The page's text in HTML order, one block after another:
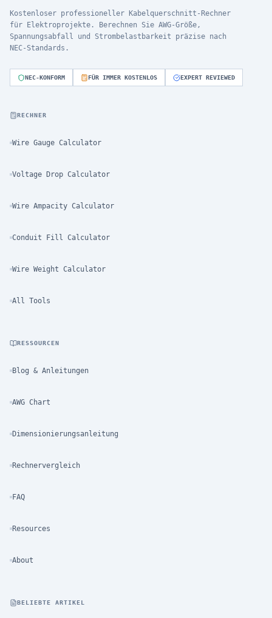
Kostenloser professioneller Kabelquerschnitt-Rechner
für Elektroprojekte. Berechnen Sie AWG-Größe,
Spannungsabfall und Strombelastbarkeit präzise nach
NEC-Standards.
NEC-KONFORM FÜR IMMER KOSTENLOS EXPERT REVIEWED
RECHNER
Wire Gauge Calculator
Voltage Drop Calculator
Wire Ampacity Calculator
Conduit Fill Calculator
Wire Weight Calculator
All Tools
RESSOURCEN
Blog & Anleitungen
AWG Chart
Dimensionierungsanleitung
Rechnervergleich
FAQ
Resources
About
BELIEBTE ARTIKEL